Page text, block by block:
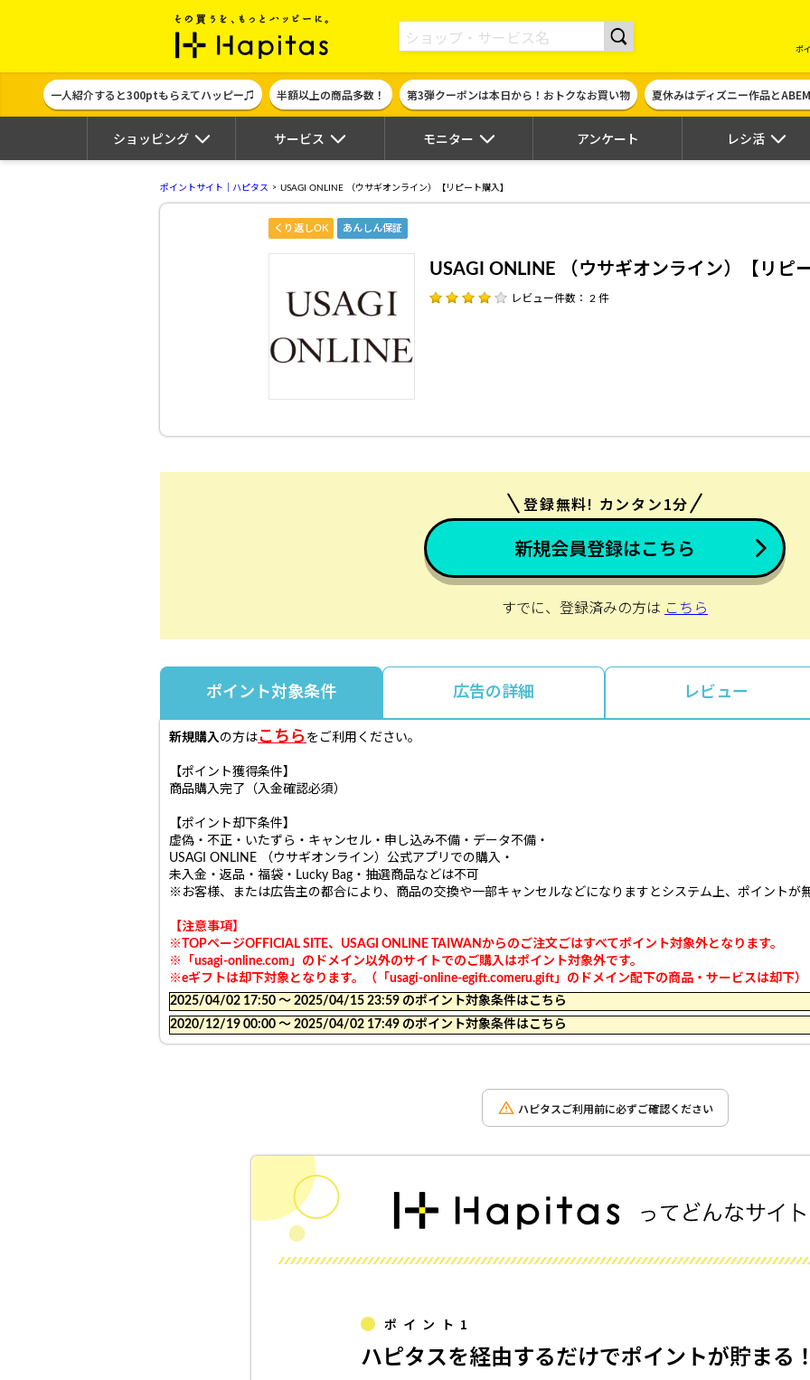
ポイント貯めて現金やギフト券に交換できるポイントサイト | ハピタス
ポ
一人紹介すると300ptもらえてハッピー♫ 半額以上の商品多数！ 第3弾クーポンは本日から！おトクなお買い物 夏休みはディズニー作品と
ショッピング サービス モニター アンケート レシ活
ポイントサイト｜ハピタス USAGI ONLINE （ウサギオンライン）【リピート購入】
くり返しOK あんしん保証
USAGI ONLINE （ウサギオンライン）【リピ
レビュー件数： 2 件
登録無料! カンタン1分
新規会員登録はこちら
すでに、登録済みの方は こちら
ポイント対象条件 広告の詳細 レビュー
新規購入の方は こちら をご利用ください。
【ポイント獲得条件】
商品購入完了（入金確認必須）
【ポイント却下条件】
虚偽・不正・いたずら・キャンセル・申し込み不備・データ不備・
USAGI ONLINE （ウサギオンライン）公式アプリでの購入・
未入金・返品・福袋・Lucky Bag・抽選商品などは不可
※お客様、または広告主の都合により、商品の交換や一部キャンセルなどになりますとシステム上、ポイントが
【注意事項】
※TOPページOFFICIAL SITE、USAGI ONLINE TAIWANからのご注文ごはすべてポイント対象外となります。
※「usagi-online.com」のドメイン以外のサイトでのご購入はポイント対象外です。
※eギフトは却下対象となります。（「usagi-online-egift.comeru.gift」のドメイン配下の商品・サービスは却下）
2025/04/02 17:50 〜 2025/04/15 23:59 のポイント対象条件はこちら
2020/12/19 00:00 〜 2025/04/02 17:49 のポイント対象条件はこちら
ハピタスご利用前に必ずご確認ください
ポイント1
ハピタスを経由するだけでポイントが貯まる